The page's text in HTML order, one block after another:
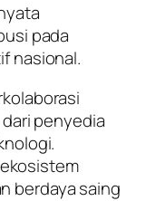
pada
nasional.
penyedia
berdaya saing